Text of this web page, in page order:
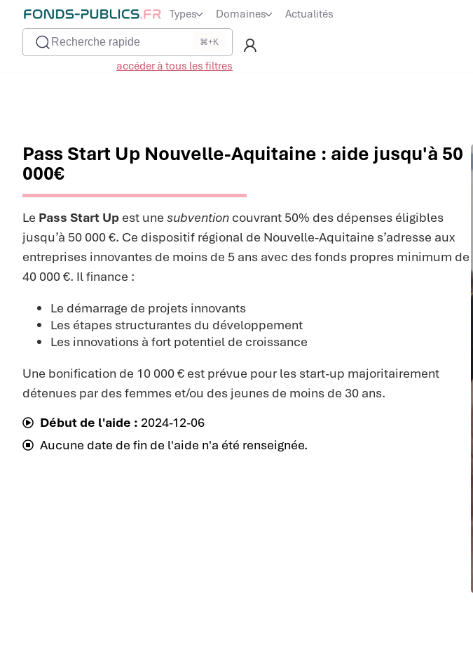
Types Domaines Actualités
Recherche rapide ⌘+K
accéder à tous les filtres
Pass Start Up Nouvelle-Aquitaine : aide jusqu'à 50
000€
Le Pass Start Up est une subvention couvrant 50% des dépenses éligibles
jusqu’à 50 000 €. Ce dispositif régional de Nouvelle-Aquitaine s’adresse aux
entreprises innovantes de moins de 5 ans avec des fonds propres minimum de
40 000 €. Il finance :
Le démarrage de projets innovants
Les étapes structurantes du développement
Les innovations à fort potentiel de croissance
Une bonification de 10 000 € est prévue pour les start-up majoritairement
détenues par des femmes et/ou des jeunes de moins de 30 ans.
Début de l'aide : 2024-12-06
Aucune date de fin de l'aide n'a été renseignée.